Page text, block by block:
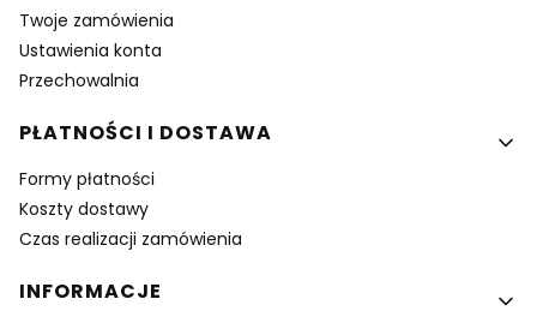
Twoje zamówienia
Ustawienia konta
Przechowalnia
PŁATNOŚCI I DOSTAWA
Formy płatności
Koszty dostawy
Czas realizacji zamówienia
INFORMACJE